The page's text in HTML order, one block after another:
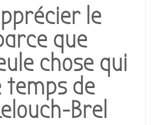
le
que
chose qui
temps de
Brel